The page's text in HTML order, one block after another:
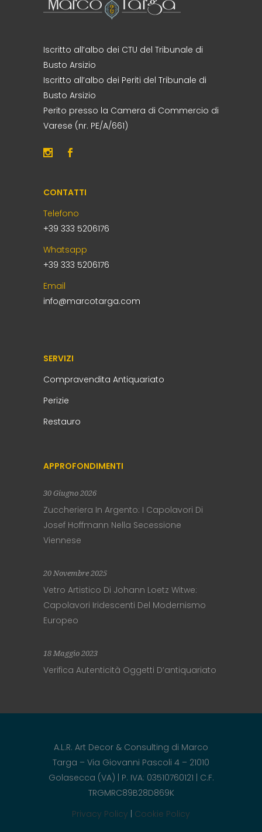
Iscritto all’albo dei CTU del Tribunale di
Busto Arsizio
Iscritto all’albo dei Periti del Tribunale di
Busto Arsizio
Perito presso la Camera di Commercio di
Varese (nr. PE/A/661)
CONTATTI
Telefono
+39 333 5206176
Whatsapp
+39 333 5206176
Email
info@marcotarga.com
SERVIZI
Compravendita Antiquariato
Perizie
Restauro
APPROFONDIMENTI
30 Giugno 2026
Zuccheriera In Argento: I Capolavori Di
Josef Hoffmann Nella Secessione
Viennese
20 Novembre 2025
Vetro Artistico Di Johann Loetz Witwe:
Capolavori Iridescenti Del Modernismo
Europeo
18 Maggio 2023
Verifica Autenticità Oggetti D’antiquariato
A.L.R. Art Decor & Consulting di Marco
Targa – Via Giovanni Pascoli 4 – 21010
Golasecca (VA) | P. IVA: 03510760121 | C.F.
TRGMRC89B28D869K
Privacy Policy
Cookie Policy